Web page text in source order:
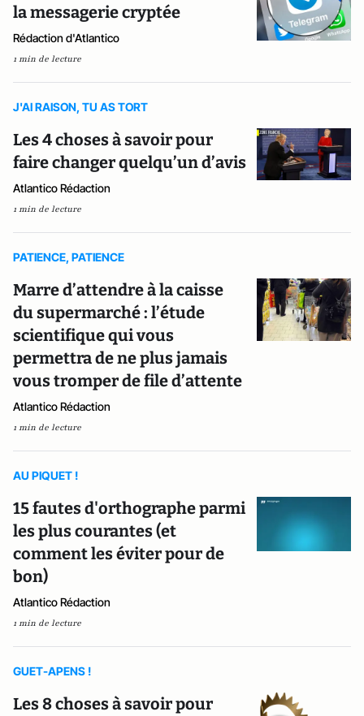
la messagerie cryptée
Rédaction d'Atlantico
1 min de lecture
J'AI RAISON, TU AS TORT
Les 4 choses à savoir pour
faire changer quelqu’un d’avis
Atlantico Rédaction
1 min de lecture
PATIENCE, PATIENCE
Marre d’attendre à la caisse
du supermarché : l’étude
scientifique qui vous
permettra de ne plus jamais
vous tromper de file d’attente
Atlantico Rédaction
1 min de lecture
AU PIQUET !
15 fautes d'orthographe parmi
les plus courantes (et
comment les éviter pour de
bon)
Atlantico Rédaction
1 min de lecture
GUET-APENS !
Les 8 choses à savoir pour